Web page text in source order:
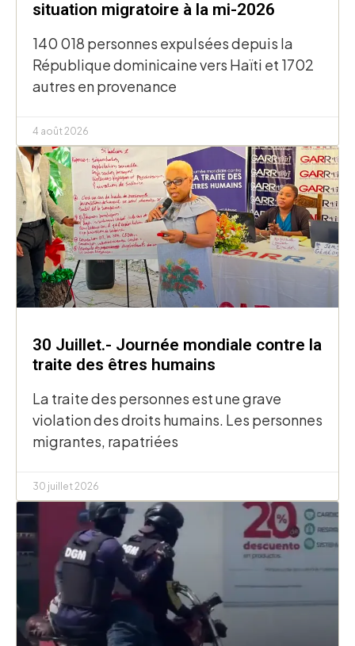
situation migratoire à la mi-2026
140 018 personnes expulsées depuis la
République dominicaine vers Haïti et 1702
autres en provenance
4 août 2026
30 Juillet.- Journée mondiale contre la
traite des êtres humains
La traite des personnes est une grave
violation des droits humains. Les personnes
migrantes, rapatriées
30 juillet 2026